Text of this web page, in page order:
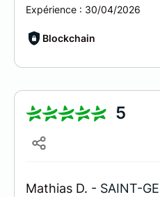
Expérience : 30/04/2026
Blockchain
5
Mathias D. - SAINT-